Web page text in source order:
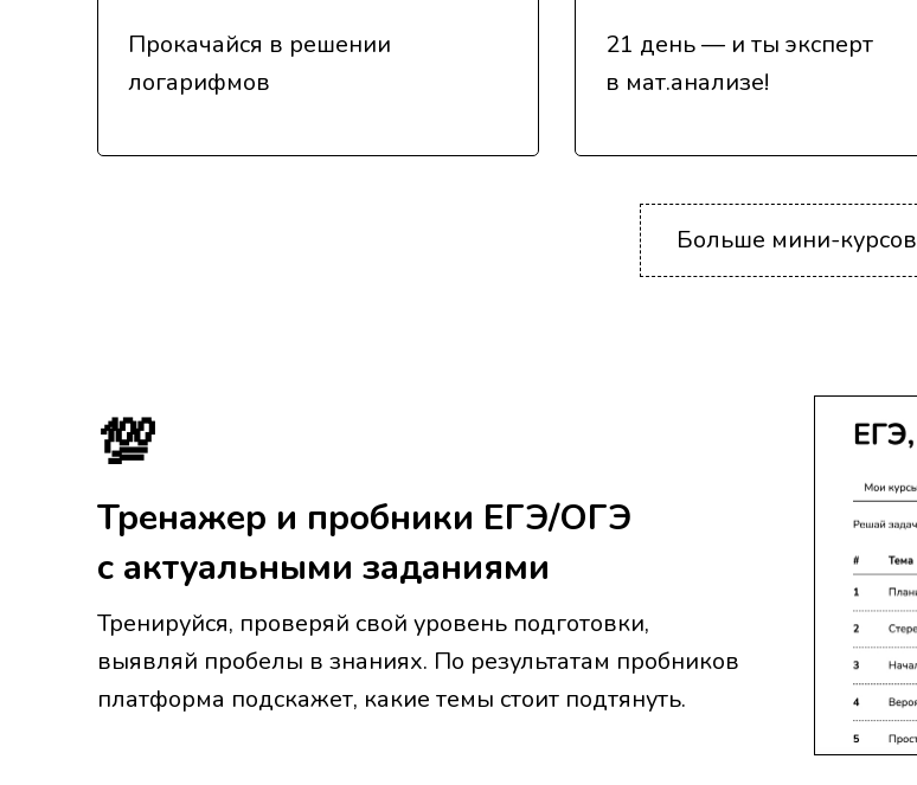
Прокачайся в решении
логарифмов
21 день — и ты эксперт
в мат.анализе!
Больше мини-курсов
💯
Тренажер и пробники ЕГЭ/ОГЭ
с актуальными заданиями
Тренируйся, проверяй свой уровень подготовки,
выявляй пробелы в знаниях. По результатам пробников
платформа подскажет, какие темы стоит подтянуть.